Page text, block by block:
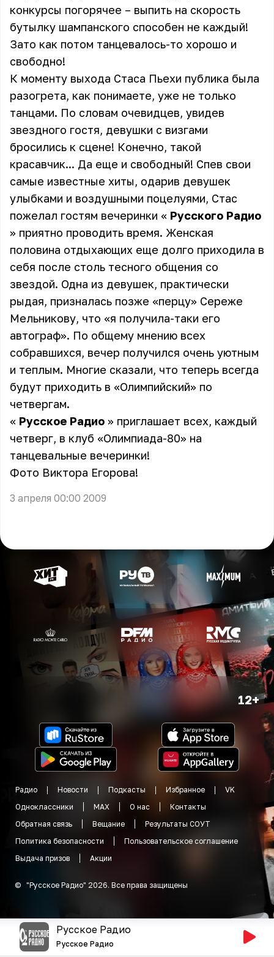
конкурсы погорячее – выпить на скорость
бутылку шампанского способен не каждый!
Зато как потом танцевалось-то хорошо и
свободно!
К моменту выхода Стаса Пьехи публика была
разогрета, как понимаете, уже не только
танцами. По словам очевидцев, увидев
звездного гостя, девушки с визгами
бросились к сцене! Конечно, такой
красавчик... Да еще и свободный! Спев свои
самые известные хиты, одарив девушек
улыбками и воздушными поцелуями, Стас
пожелал гостям вечеринки « Русского Радио
» приятно проводить время. Женская
половина отдыхающих еще долго приходила в
себя после столь тесного общения со
звездой. Одна из девушек, практически
рыдая, призналась позже «перцу» Сереже
Мельникову, что «я получила-таки его
автограф». По общему мнению всех
собравшихся, вечер получился очень уютным
и теплым. Многие сказали, что теперь всегда
будут приходить в «Олимпийский» по
четвергам.
« Русское Радио » приглашает всех, каждый
четверг, в клуб «Олимпиада-80» на
танцевальные вечеринки!
Фото Виктора Егорова!
3 апреля 00:00 2009
12+
Радио Новости Подкасты Избранное
VK
Одноклассники
MAX О нас
Контакты
Обратная связь
Вещание
Результаты СОУТ
Политика безопасности
Пользовательское соглашение
Выдача призов
Акции
© "Русское Радио" 2026. Все права защищены
Русское Радио
Русское Радио